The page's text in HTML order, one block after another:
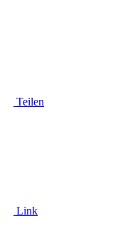
Teilen
Link